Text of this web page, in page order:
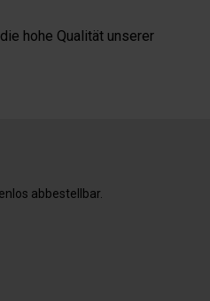
hohe Qualität unserer
abbestellbar.